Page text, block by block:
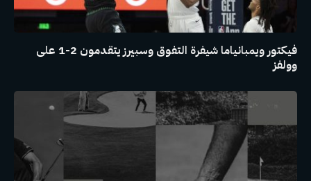
فيكتور ويمبانياما شيفرة التفوق وسبيرز يتقدمون 2-1 على
وولفز